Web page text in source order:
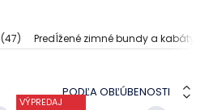
(47) Predĺžené zimné bundy a kabáty
PODĽA OBĽÚBENOSTI
VÝPREDAJ